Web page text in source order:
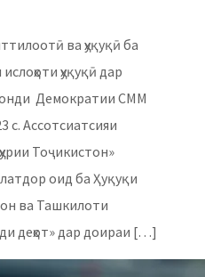
ва ҳуқуқӣ ба
ҳуқуқӣ дар
Демократии СММ
Ассотсиатсияи
Тоҷикистон»
оид ба Ҳуқуқи
ва Ташкилоти
деҳот» дар доираи […]